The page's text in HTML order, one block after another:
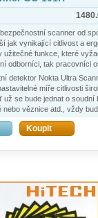
scanner od
jak vynikající citlivost a
užitečné funkce, které
odborníci, tak pracovníci
všechny bezpečnostní
standardu NATO a
řečeno skvělá. Nyní
bezpečný.
detektor Nokta Ultra
míře citlivosti
už se bude jednat o soudní
nebo věznice atd., vždy
Váš detektor na
Koupit